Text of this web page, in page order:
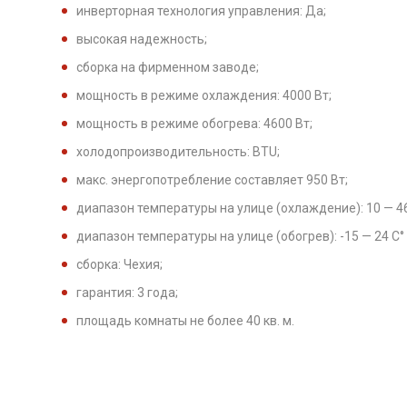
инверторная технология управления: Да;
высокая надежность;
сборка на фирменном заводе;
мощность в режиме охлаждения: 4000 Вт;
мощность в режиме обогрева: 4600 Вт;
холодопроизводительность: BTU;
макс. энергопотребление составляет 950 Вт;
диапазон температуры на улице (охлаждение): 10 —
диапазон температуры на улице (обогрев): -15 — 24 С°
сборка: Чехия;
гарантия: 3 года;
площадь комнаты не более 40 кв. м.